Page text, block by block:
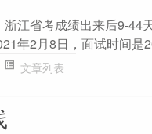
江省考成绩出来后9-44
年2月8日，面试时间是
文章列表